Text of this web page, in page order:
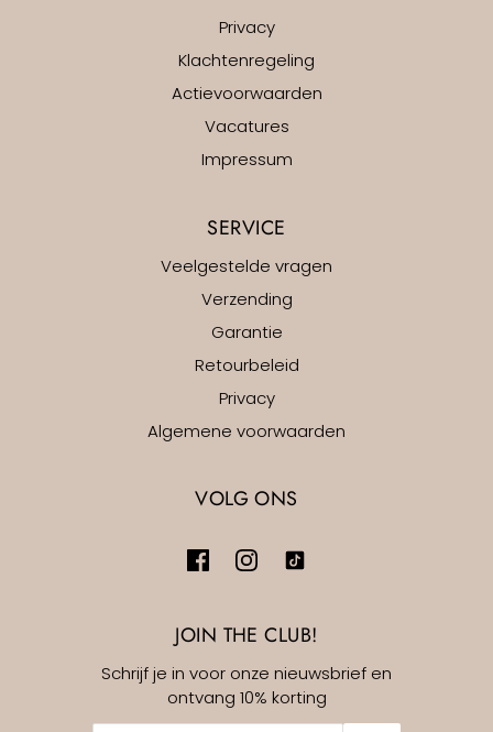
Privacy
Klachtenregeling
Actievoorwaarden
Vacatures
Impressum
SERVICE
Veelgestelde vragen
Verzending
Garantie
Retourbeleid
Privacy
Algemene voorwaarden
VOLG ONS
JOIN THE CLUB!
Schrijf je in voor onze nieuwsbrief en
ontvang 10% korting